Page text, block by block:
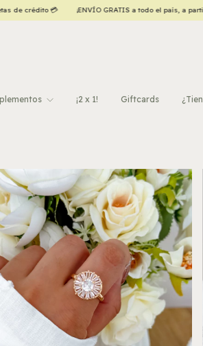
el país, a partir de $120.000,00! ✈️ 🇦🇷 VAMOS
¡2 x 1! Giftcards